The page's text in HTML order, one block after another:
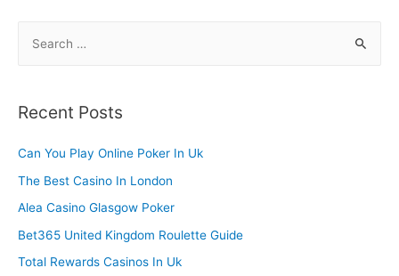
r
h
f
o
Recent Posts
Can You Play Online Poker In Uk
The Best Casino In London
Alea Casino Glasgow Poker
Bet365 United Kingdom Roulette Guide
Total Rewards Casinos In Uk